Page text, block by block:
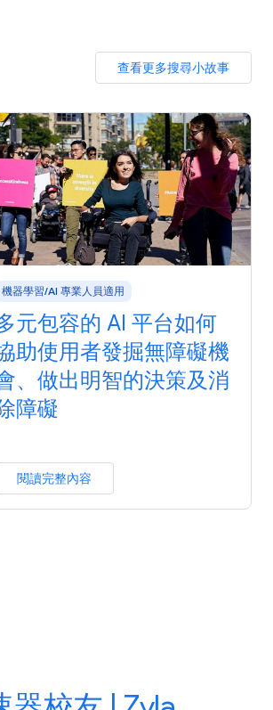
查看更多搜尋小故事
機器學習/AI 專業人員適用
元包容的 AI 平台如何
助使用者發掘無障礙機
、做出明智的決策及消
障礙
閱讀完整內容